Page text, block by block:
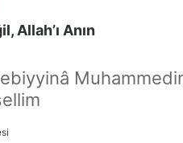
Allah’ı Anın